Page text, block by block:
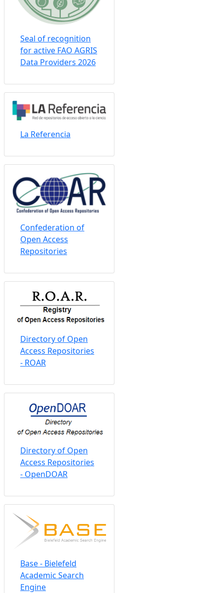
Seal of recognition
for active FAO AGRIS
Data Providers 2026
La Referencia
Confederation of
Open Access
Repositories
Directory of Open
Access Repositories
- ROAR
Directory of Open
Access Repositories
- OpenDOAR
Base - Bielefeld
Academic Search
Engine